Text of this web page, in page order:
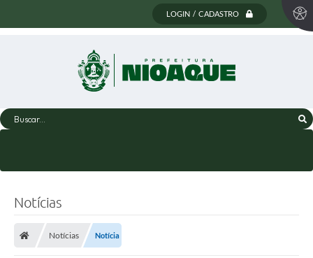
LOGIN / CADASTRO
Buscar...
Notícias
Notícias Notícia